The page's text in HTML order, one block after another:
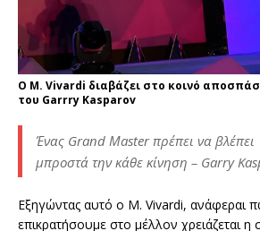
Ο M. Vivardi διαβάζει στο κοινό
του Garrry Kasparov
Ένας Grand Μaster πρέπει να
μπροστά την κάθε κίνηση – Garry
Εξηγώντας αυτό ο Μ. Vivardi, ανάφεραι
επικρατήσουμε στο μέλλον χρειάζεται